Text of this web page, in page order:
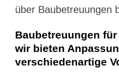
über Baubetreuungen
Baubetreuungen
wir bieten
verschiedenartige